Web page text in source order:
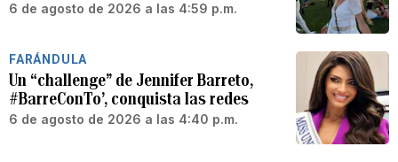
6 de agosto de 2026 a las 4:59 p.m.
FARÁNDULA
Un “challenge” de Jennifer Barreto,
#BarreConTo’, conquista las redes
6 de agosto de 2026 a las 4:40 p.m.